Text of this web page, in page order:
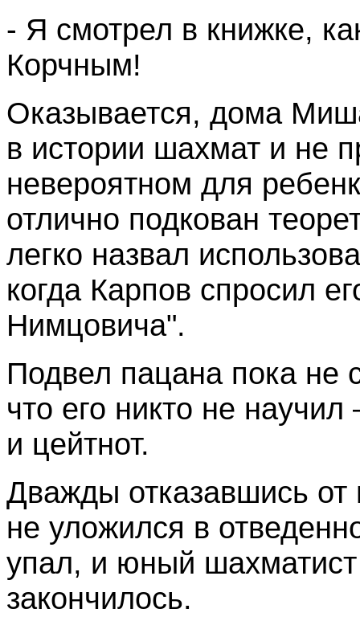
- Я смотрел в книжке,
Корчным!
Оказывается, дома
в истории шахмат и не
невероятном для
отлично подкован
легко назвал
когда Карпов спросил
Нимцовича".
Подвел пацана пока не
что его никто не
и цейтнот.
Дважды отказавшись
не уложился в
упал, и юный
закончилось.